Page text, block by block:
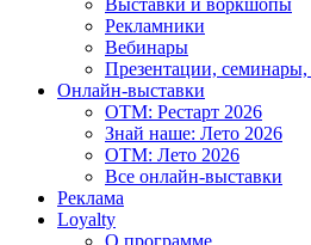
Выставки и воркшопы
Рекламники
Вебинары
Презентации,
Онлайн-выставки
OTM: Рестарт 2026
Знай наше: Лето 2026
OTM: Лето 2026
Все онлайн-выставки
Реклама
Loyalty
О программе